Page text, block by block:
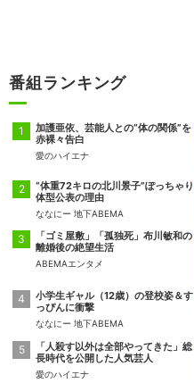
番組ランキング
加護亜依、芸能人との“体の関係”を
赤裸々告白
愛のハイエナ
“体重72キロの北川景子”ぽっちゃり
体型公表の理由
ななにー 地下ABEMA
「ゴミ屋敷」「孤独死」布川敏和の
離婚後の絶望生活
ABEMAエンタメ
小学生ギャル（12歳）の登校姿＆す
っぴんに衝撃
ななにー 地下ABEMA
「人殺す以外は全部やってきた」総
長時代を公開した人気芸人
愛のハイエナ